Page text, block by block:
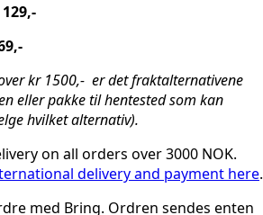
kr 1500,- er det fraktalternativene
eller pakke til hentested som kan
hvilket alternativ).
on all orders over 3000 NOK.
delivery and payment here.
med Bring. Ordren sendes enten